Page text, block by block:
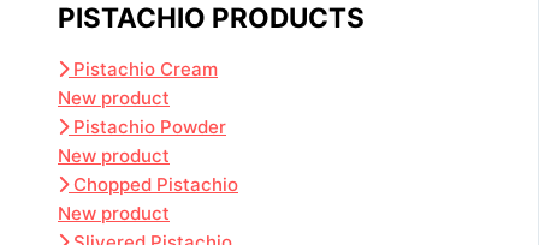
PISTACHIO PRODUCTS
Pistachio Cream
New product
Pistachio Powder
New product
Chopped Pistachio
New product